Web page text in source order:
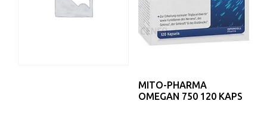
MITO-PHARMA
OMEGAN 750 120 KAPS